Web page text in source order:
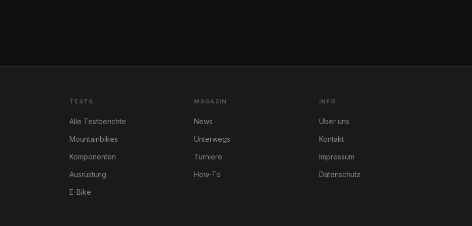
TESTS
Alle Testberichte
Mountainbikes
Komponenten
Ausrüstung
E-Bike
MAGAZIN
News
Unterwegs
Turniere
How-To
INFO
Über uns
Kontakt
Impressum
Datenschutz